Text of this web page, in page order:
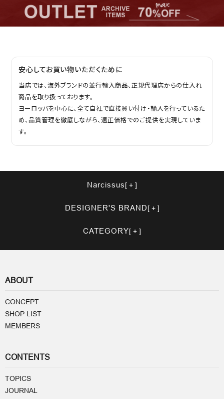
安心してお買い物いただくために
当店では、海外ブランドの並行輸入商品、正規代理店からの仕入れ
商品を取り扱っております。
ヨーロッパを中心に、全て自社で直接買い付け・輸入を行っているた
め、品質管理を徹底しながら、適正価格でのご提供を実現していま
す。
Narcissus
DESIGNER'S BRAND
CATEGORY
ABOUT
CONCEPT
SHOP LIST
MEMBERS
CONTENTS
TOPICS
JOURNAL